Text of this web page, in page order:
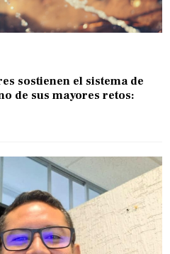
sostienen el sistema de
de sus mayores retos: